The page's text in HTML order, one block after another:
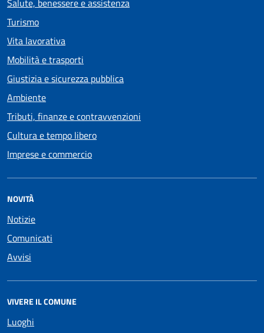
Salute, benessere e assistenza
Turismo
Vita lavorativa
Mobilità e trasporti
Giustizia e sicurezza pubblica
Ambiente
Tributi, finanze e contravvenzioni
Cultura e tempo libero
Imprese e commercio
NOVITÀ
Notizie
Comunicati
Avvisi
VIVERE IL COMUNE
Luoghi